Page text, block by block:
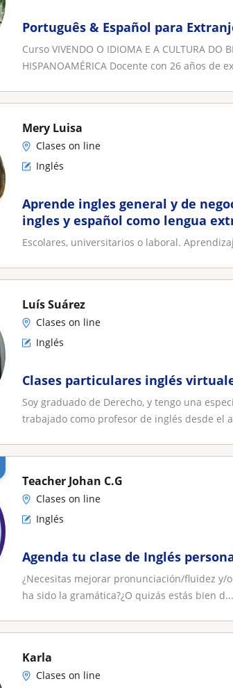
Português & Español para
Curso VIVENDO O IDIOMA E A CULTURA DO
HISPANOAMÉRICA Docente con 26 años de
Mery Luisa
Clases on line
Inglés
Aprende ingles general y de
ingles y español como lengua
Escolares, universitarios o laboral.
Luís Suárez
Clases on line
Inglés
Clases particulares inglés
Soy graduado de Derecho, y tengo una
trabajado como profesor de inglés desde el
Teacher Johan C.G
Clases on line
Inglés
Agenda tu clase de Inglés
¿Necesitas mejorar pronunciación/fluidez y/
ha sido la gramática?¿O quizás estás bien d...
Karla
Clases on line